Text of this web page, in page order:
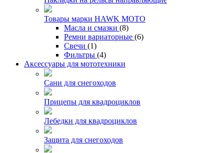
Товары марки HAWK MOTO
Масла и смазки (8)
Ремни вариаторные (6)
Свечи (1)
Фильтры (4)
Аксессуары для мототехники
Сани для снегоходов
Прицепы для квадроциклов
Лебедки для квадроциклов
Защита для снегоходов